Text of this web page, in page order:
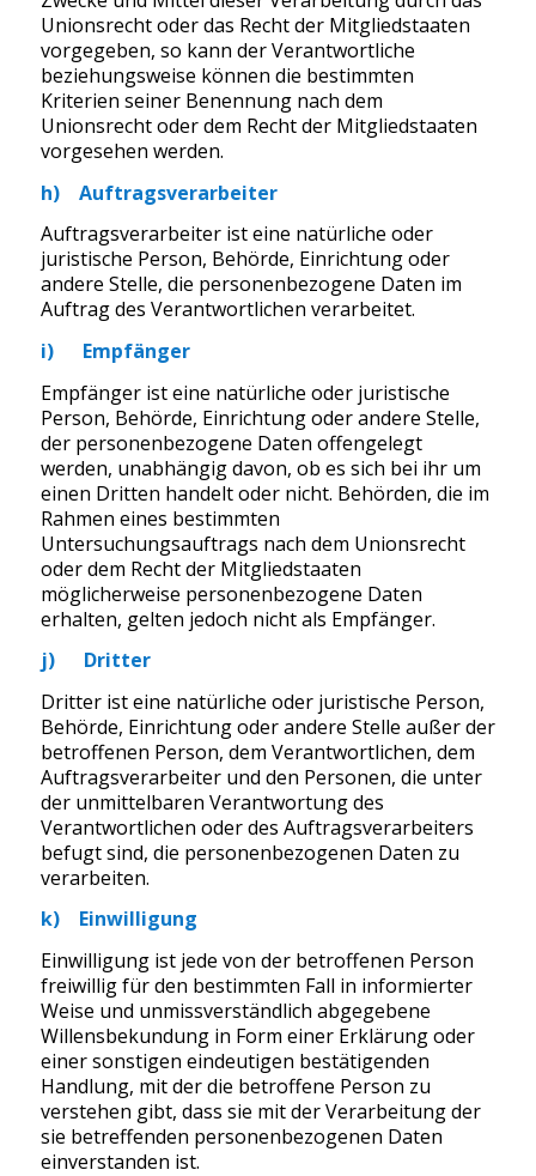
Unionsrecht oder das Recht der Mitgliedstaaten
vorgegeben, so kann der Verantwortliche
beziehungsweise können die bestimmten
Kriterien seiner Benennung nach dem
Unionsrecht oder dem Recht der Mitgliedstaaten
vorgesehen werden.
h) Auftragsverarbeiter
Auftragsverarbeiter ist eine natürliche oder
juristische Person, Behörde, Einrichtung oder
andere Stelle, die personenbezogene Daten im
Auftrag des Verantwortlichen verarbeitet.
i) Empfänger
Empfänger ist eine natürliche oder juristische
Person, Behörde, Einrichtung oder andere Stelle,
der personenbezogene Daten offengelegt
werden, unabhängig davon, ob es sich bei ihr um
einen Dritten handelt oder nicht. Behörden, die im
Rahmen eines bestimmten
Untersuchungsauftrags nach dem Unionsrecht
oder dem Recht der Mitgliedstaaten
möglicherweise personenbezogene Daten
erhalten, gelten jedoch nicht als Empfänger.
j) Dritter
Dritter ist eine natürliche oder juristische Person,
Behörde, Einrichtung oder andere Stelle außer der
betroffenen Person, dem Verantwortlichen, dem
Auftragsverarbeiter und den Personen, die unter
der unmittelbaren Verantwortung des
Verantwortlichen oder des Auftragsverarbeiters
befugt sind, die personenbezogenen Daten zu
verarbeiten.
k) Einwilligung
Einwilligung ist jede von der betroffenen Person
freiwillig für den bestimmten Fall in informierter
Weise und unmissverständlich abgegebene
Willensbekundung in Form einer Erklärung oder
einer sonstigen eindeutigen bestätigenden
Handlung, mit der die betroffene Person zu
verstehen gibt, dass sie mit der Verarbeitung der
sie betreffenden personenbezogenen Daten
einverstanden ist.